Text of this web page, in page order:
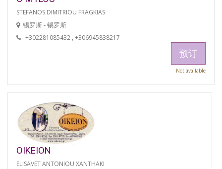
STEFANOS DIMITRIOU FRAGKIAS
锡罗斯 - 锡罗斯
+302281085432 , +306945838217
预订
Not available
OIKEION
ELISAVET ANTONIOU XANTHAKI